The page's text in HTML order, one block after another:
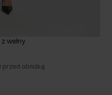
wełny
przed obniżką